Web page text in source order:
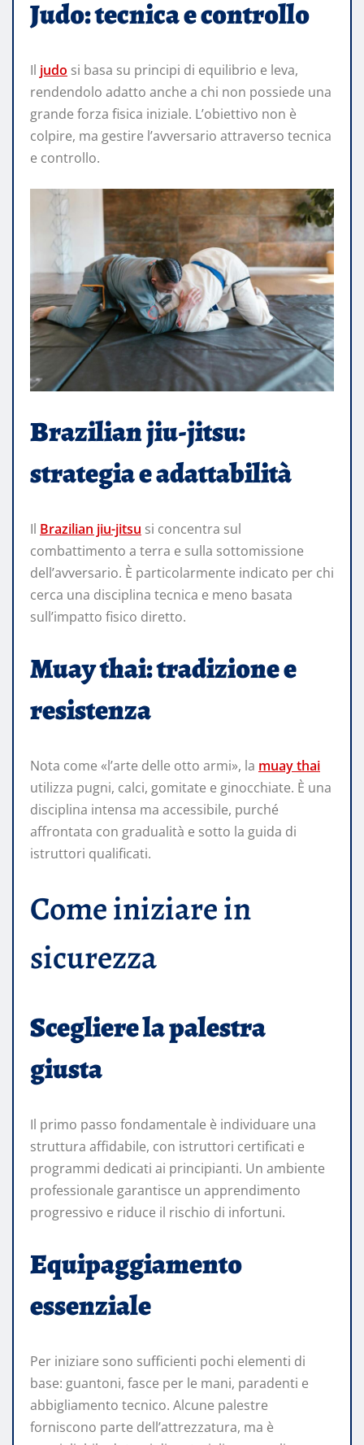
Judo: tecnica e controllo
Il judo si basa su principi di equilibrio e leva,
rendendolo adatto anche a chi non possiede una
grande forza fisica iniziale. L’obiettivo non è
colpire, ma gestire l’avversario attraverso tecnica
e controllo.
Brazilian jiu-jitsu:
strategia e adattabilità
Il Brazilian jiu-jitsu si concentra sul
combattimento a terra e sulla sottomissione
dell’avversario. È particolarmente indicato per chi
cerca una disciplina tecnica e meno basata
sull’impatto fisico diretto.
Muay thai: tradizione e
resistenza
Nota come «l’arte delle otto armi», la muay thai
utilizza pugni, calci, gomitate e ginocchiate. È una
disciplina intensa ma accessibile, purché
affrontata con gradualità e sotto la guida di
istruttori qualificati.
Come iniziare in
sicurezza
Scegliere la palestra
giusta
Il primo passo fondamentale è individuare una
struttura affidabile, con istruttori certificati e
programmi dedicati ai principianti. Un ambiente
professionale garantisce un apprendimento
progressivo e riduce il rischio di infortuni.
Equipaggiamento
essenziale
Per iniziare sono sufficienti pochi elementi di
base: guantoni, fasce per le mani, paradenti e
abbigliamento tecnico. Alcune palestre
forniscono parte dell’attrezzatura, ma è